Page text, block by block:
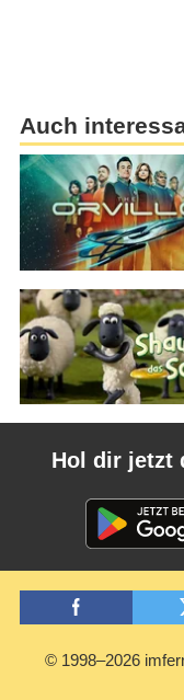
Auch
Hol dir jetzt
© 1998–2026